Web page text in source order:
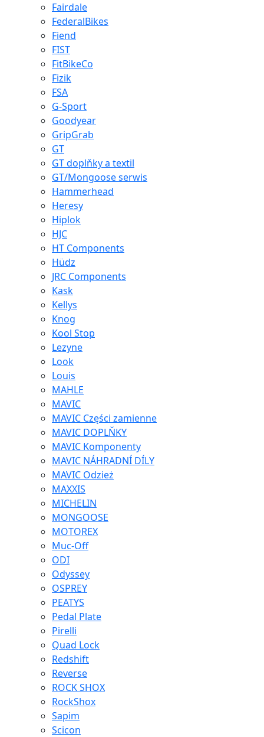
Fairdale
FederalBikes
Fiend
FIST
FitBikeCo
Fizik
FSA
G-Sport
Goodyear
GripGrab
GT
GT doplňky a textil
GT/Mongoose serwis
Hammerhead
Heresy
Hiplok
HJC
HT Components
Hüdz
JRC Components
Kask
Kellys
Knog
Kool Stop
Lezyne
Look
Louis
MAHLE
MAVIC
MAVIC Części zamienne
MAVIC DOPLŇKY
MAVIC Komponenty
MAVIC NÁHRADNÍ DÍLY
MAVIC Odzież
MAXXIS
MICHELIN
MONGOOSE
MOTOREX
Muc-Off
ODI
Odyssey
OSPREY
PEATYS
Pedal Plate
Pirelli
Quad Lock
Redshift
Reverse
ROCK SHOX
RockShox
Sapim
Scicon